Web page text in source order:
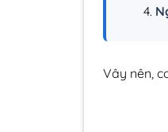
Vây nên,